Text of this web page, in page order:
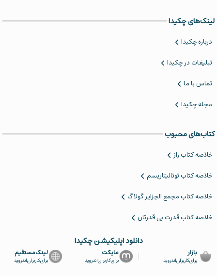
لینک‌های چکیدا
درباره چکیدا
تبلیغات در چکیدا
تماس با ما
مجله چکیدا
کتاب‌های محبوب
خلاصه کتاب‌ راز
خلاصه کتاب توتالیتاریسم
‌خلاصه کتاب مجمع الجزایر گولاگ
خلاصه کتاب قدرت بی قدرتان
دانلود اپلیکیشن چکیدا
بازار
برای‌کاربران‌اندروید
مایکت
برای‌کاربران‌اندروید
لینک‌مستقیم
برای‌کاربران‌اندروید